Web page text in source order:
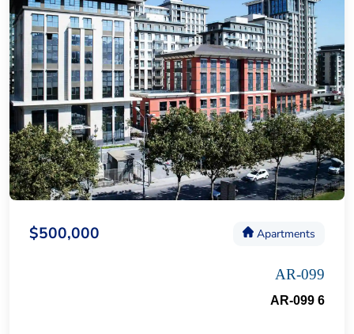
Apartments
$500,000
AR-099
AR-099 6